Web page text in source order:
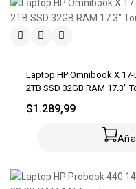
Laptop HP Omnibook X 17-
2TB SSD 32GB RAM 17.3″
$1.289,99